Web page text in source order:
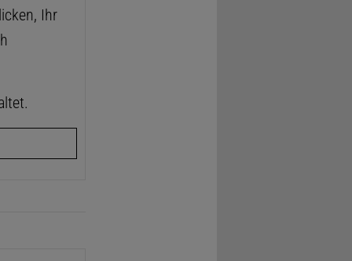
Ihr